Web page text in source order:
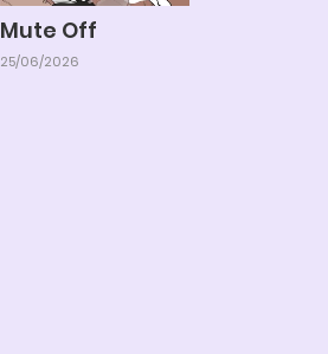
Mute Off
25/06/2026